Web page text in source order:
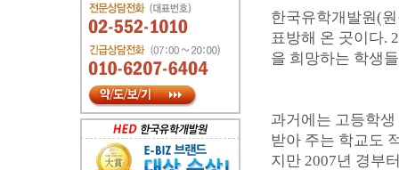
한국유학개발원(
표방해 온 곳이다.
을 희망하는 학생
과거에는 고등학
받아 주는 학교도
지만 2007년 경부